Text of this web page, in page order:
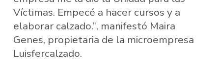
Víctimas. Empecé a hacer cursos y a
elaborar calzado.”, manifestó Maira
Genes, propietaria de la microempresa
Luisfercalzado.